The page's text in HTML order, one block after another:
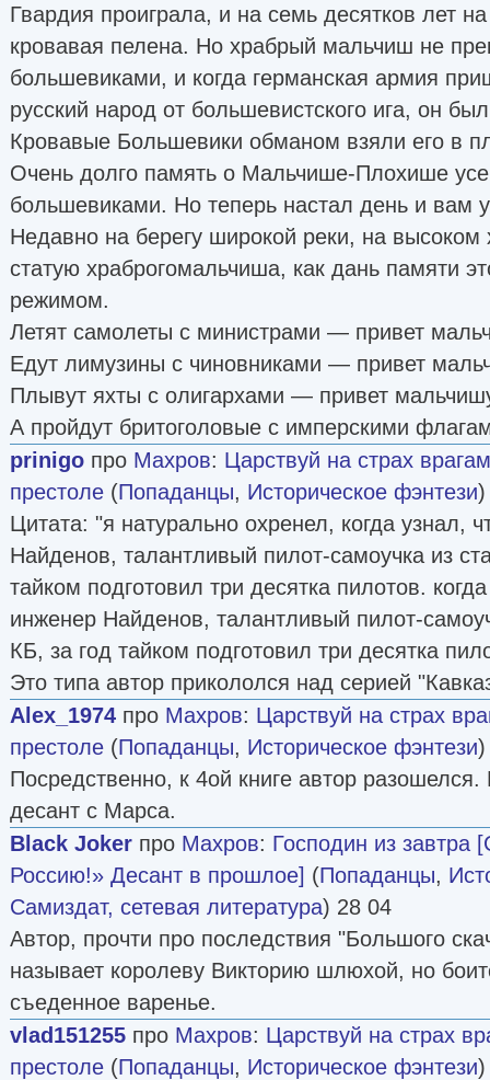
Гвардия проиграла, и на семь десятков лет
кровавая пелена. Но храбрый мальчиш не
большевиками, и когда германская армия
русский народ от большевистского ига, он
Кровавые Большевики обманом взяли его в
Очень долго память о Мальчише-Плохише
большевиками. Но теперь настал день и вам
Недавно на берегу широкой реки, на высоком
статую храброгомальчиша, как дань памяти
режимом.
Летят самолеты с министрами — привет
Едут лимузины с чиновниками — привет
Плывут яхты с олигархами — привет
А пройдут бритоголовые с имперскими
prinigo про Махров: Царствуй на страх
престоле (Попаданцы, Историческое фэнтези)
Цитата: "я натурально охренел, когда узнал,
Найденов, талантливый пилот-самоучка из
тайком подготовил три десятка пилотов.
инженер Найденов, талантливый пилот-
КБ, за год тайком подготовил три десятка
Это типа автор прикололся над серией
Alex_1974 про Махров: Царствуй на страх
престоле (Попаданцы, Историческое фэнтези)
Посредственно, к 4ой книге автор
десант с Марса.
Black Joker про Махров: Господин из
Россию!» Десант в прошлое] (Попаданцы,
Самиздат, сетевая литература) 28 04
Автор, прочти про последствия "Большого
называет королеву Викторию шлюхой, но
съеденное варенье.
vlad151255 про Махров: Царствуй на страх
престоле (Попаданцы, Историческое фэнтези)